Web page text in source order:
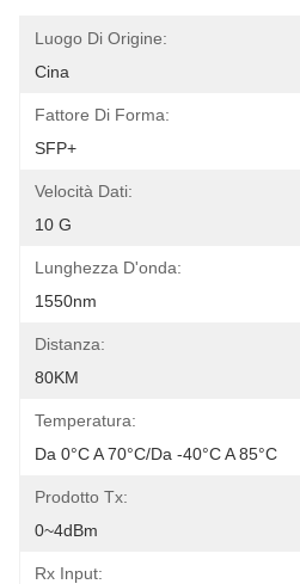
Luogo Di Origine:
Cina
Fattore Di Forma:
SFP+
Velocità Dati:
10 G
Lunghezza D'onda:
1550nm
Distanza:
80KM
Temperatura:
Da 0°C A 70°C/da -40°C A 85°C
Prodotto Tx:
0~4dBm
Rx Input: